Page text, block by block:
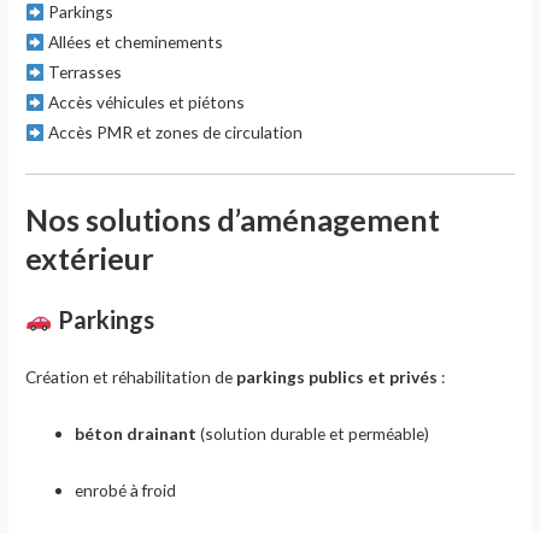
Parkings
Allées et cheminements
Terrasses
Accès véhicules et piétons
Accès PMR et zones de circulation
Nos solutions d’aménagement
extérieur
Parkings
Création et réhabilitation de parkings publics et privés :
béton drainant (solution durable et perméable)
enrobé à froid